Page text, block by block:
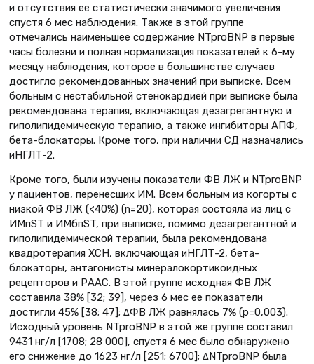
и отсутствия ее статистически значимого увеличения
спустя 6 мес наблюдения. Также в этой группе
отмечались наименьшее содержание NTproBNP в первые
часы болезни и полная нормализация показателей к 6-му
месяцу наблюдения, которое в большинстве случаев
достигло рекомендованных значений при выписке. Всем
больным с нестабильной стенокардией при выписке была
рекомендована терапия, включающая дезагрегантную и
гиполипидемическую терапию, а также ингибиторы АПФ,
бета-блокаторы. Кроме того, при наличии СД назначались
иНГЛТ-2.
Кроме того, были изучены показатели ФВ ЛЖ и NTproBNP
у пациентов, перенесших ИМ. Всем больным из когорты с
низкой ФВ ЛЖ (<40%) (n=20), которая состояла из лиц с
ИМпST и ИМбпST, при выписке, помимо дезагрегантной и
гиполипидемической терапии, была рекомендована
квадротерапия ХСН, включающая иНГЛТ-2, бета-
блокаторы, антагонисты минералокортикоидных
рецепторов и РААС. В этой группе исходная ФВ ЛЖ
составила 38% [32; 39], через 6 мес ее показатели
достигли 45% [38; 47]; ΔФВ ЛЖ равнялась 7% (р=0,003).
Исходный уровень NTproBNP в этой же группе составил
9431 нг/л [1708; 28 000], спустя 6 мес было обнаружено
его снижение до 1623 нг/л [251; 6700]; ΔNTproBNP была